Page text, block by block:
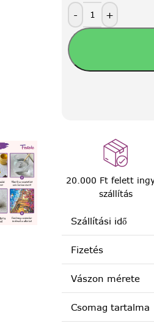
-
+
20.000 Ft felett
szállítás
Szállítási idő
Fizetés
Vászon mérete
Csomag tartalma